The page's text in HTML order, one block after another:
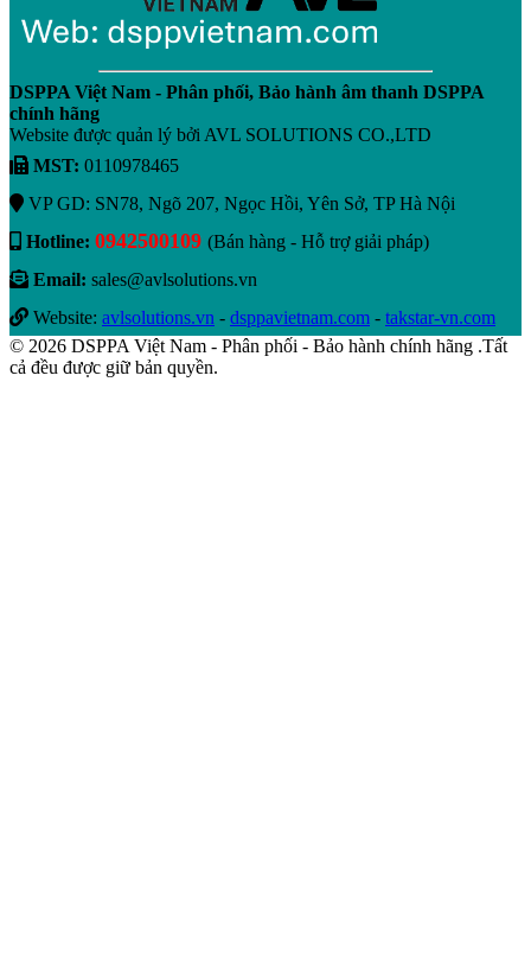
DSPPA Việt Nam - Phân phối, Bảo hành âm thanh DSPPA
chính hãng
Website được quản lý bởi AVL SOLUTIONS CO.,LTD
MST: 0110978465
VP GD: SN78, Ngõ 207, Ngọc Hồi, Yên Sở, TP Hà Nội
Hotline: 0942500109 (Bán hàng - Hỗ trợ giải pháp)
Email: sales@avlsolutions.vn
Website: avlsolutions.vn - dsppavietnam.com - takstar-vn.com
© 2026 DSPPA Việt Nam - Phân phối - Bảo hành chính hãng .Tất
cả đều được giữ bản quyền.